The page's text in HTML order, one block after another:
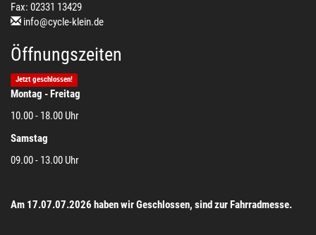
Fax: 02331 13429
info@cycle-klein.de
Öffnungszeiten
Jetzt geschlossen!
Montag - Freitag
10.00 - 18.00 Uhr
Samstag
09.00 - 13.00 Uhr
Am 17.07.07.2026 haben wir Geschlossen, sind zur Fahrradmesse.